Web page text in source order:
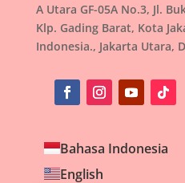
A Utara GF-05A No.3, Jl.
Klp. Gading Barat, Kota
Indonesia., Jakarta Utara,
Bahasa Indonesia
English